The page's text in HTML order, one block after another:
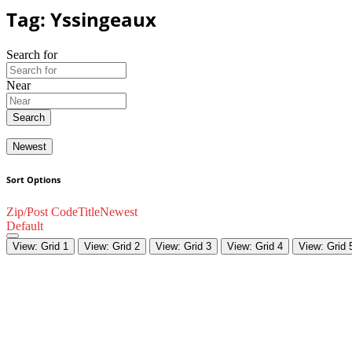
Tag: Yssingeaux
Search for
Near
Search
Newest
Sort Options
Zip/Post CodeTitleNewest
Default
View: Grid 1 View: Grid 2 View: Grid 3 View: Grid 4 View: Grid